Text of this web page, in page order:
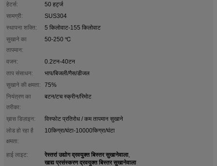
हेटर्स:
50 हर्ट्ज
सामग्री:
SUS304
स्थापना शक्ति:
5 किलोवाट-155 किलोवाट
सुखाने का
तापमान:
50-250 ℃
वजन:
0.2टन-40टन
ताप संसाधन:
भाप/बिजली/गैस/डीजल
सुखाने की क्षमता:
75%
नियंत्रण का
तरीका:
बटन/टच स्क्रीन/रिमोट
ख़ास डिज़ाइन:
विस्फोट प्रतिरोध / कम तापमान सुखाने
लोड हो रहा है
क्षमता:
10किग्रा/घंटा-10000किग्रा/घंटा
हाई लाइट: रेस्तरां उद्योग द्रवयुक्त बिस्तर सुखानेवाला,
खाद्य प्रसंस्करण द्रवयुक्त बिस्तर सुखानेवाला